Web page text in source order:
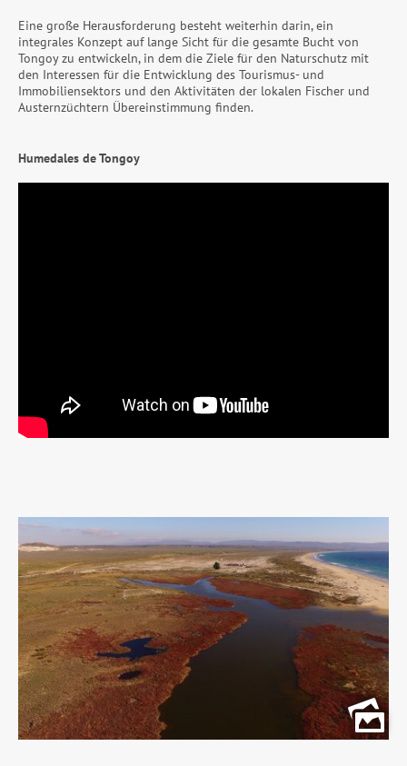
Eine große Herausforderung besteht weiterhin darin, ein
integrales Konzept auf lange Sicht für die gesamte Bucht von
Tongoy zu entwickeln, in dem die Ziele für den Naturschutz mit
den Interessen für die Entwicklung des Tourismus- und
Immobiliensektors und den Aktivitäten der lokalen Fischer und
Austernzüchtern Übereinstimmung finden.
Humedales de Tongoy